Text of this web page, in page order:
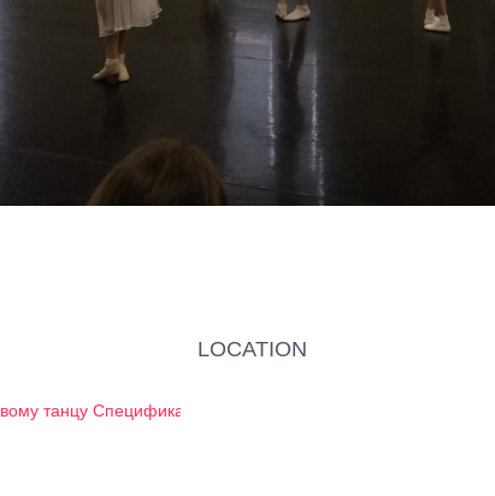
танцу Специфика обучения историко-бытовому танцу в
LOCATION